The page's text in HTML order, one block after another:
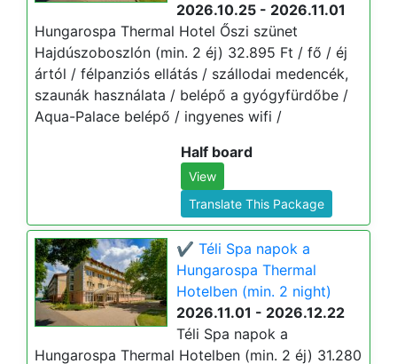
2026.10.25 - 2026.11.01
Hungarospa Thermal Hotel Őszi szünet
Hajdúszoboszlón (min. 2 éj) 32.895 Ft / fő / éj
ártól / félpanziós ellátás / szállodai medencék,
szaunák használata / belépő a gyógyfürdőbe /
Aqua-Palace belépő / ingyenes wifi /
Half board
View
Translate This Package
✔️ Téli Spa napok a
Hungarospa Thermal
Hotelben (min. 2 night)
2026.11.01 - 2026.12.22
Téli Spa napok a
Hungarospa Thermal Hotelben (min. 2 éj) 31.280